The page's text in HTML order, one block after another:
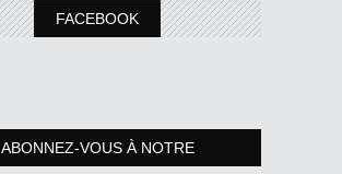
FACEBOOK
ABONNEZ-VOUS À NOTRE